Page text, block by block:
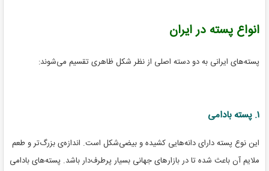
انواع پسته در ایران
پسته‌های ایرانی به دو دسته اصلی از نظر شکل ظاهری تقسیم می‌شوند:
۱. پسته بادامی
این نوع پسته دارای دانه‌هایی کشیده و بیضی‌شکل است. اندازه‌ی بزرگ‌تر و طعم
ملایم آن باعث شده تا در بازارهای جهانی بسیار پرطرف‌دار باشد. پسته‌های بادامی